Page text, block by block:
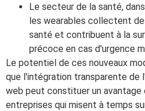
Le secteur de la santé,
les wearables collectent
santé et contribuent à la
précoce en cas d'urgence
Le potentiel de ces nouveaux
que l'intégration transparente de
web peut constituer un avantage
entreprises qui misent à temps